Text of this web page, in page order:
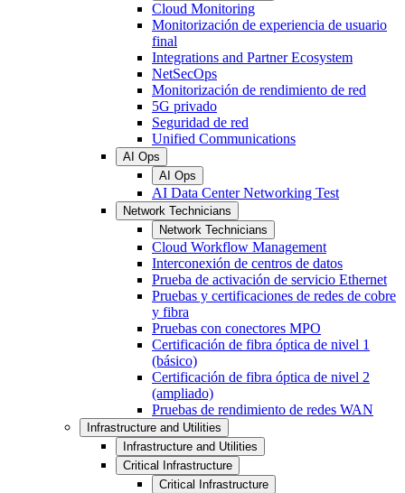
Cloud Monitoring
Monitorización de experiencia de usuario
final
Integrations and Partner Ecosystem
NetSecOps
Monitorización de rendimiento de red
5G privado
Seguridad de red
Unified Communications
AI Ops
AI Ops
AI Data Center Networking Test
Network Technicians
Network Technicians
Cloud Workflow Management
Interconexión de centros de datos
Prueba de activación de servicio Ethernet
Pruebas y certificaciones de redes de cobre
y fibra
Pruebas con conectores MPO
Certificación de fibra óptica de nivel 1
(básico)
Certificación de fibra óptica de nivel 2
(ampliado)
Pruebas de rendimiento de redes WAN
Infrastructure and Utilities
Infrastructure and Utilities
Critical Infrastructure
Critical Infrastructure